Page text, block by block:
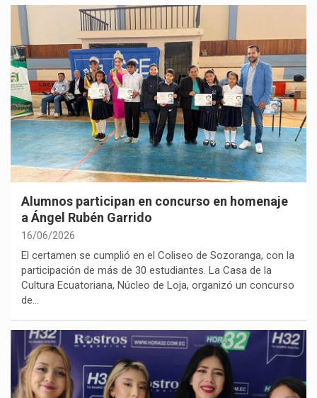
Alumnos participan en concurso en homenaje
a Ángel Rubén Garrido
16/06/2026
El certamen se cumplió en el Coliseo de Sozoranga, con la
participación de más de 30 estudiantes. La Casa de la
Cultura Ecuatoriana, Núcleo de Loja, organizó un concurso
de…